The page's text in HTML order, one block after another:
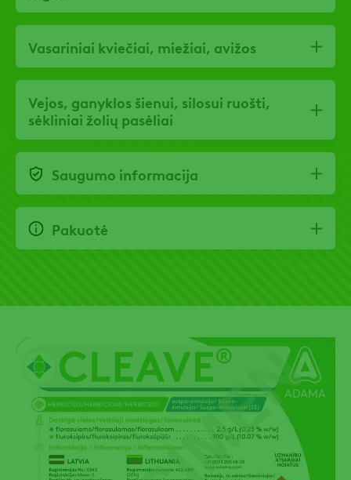
Vasariniai kviečiai, miežiai, avižos
Vejos, ganyklos šienui, silosui ruošti,
sėkliniai žolių pasėliai
Saugumo informacija
Pakuotė